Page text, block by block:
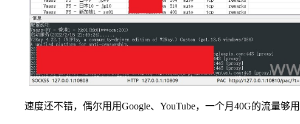
速度还不错，偶尔用用Google、YouTube，一个月40G的流量够